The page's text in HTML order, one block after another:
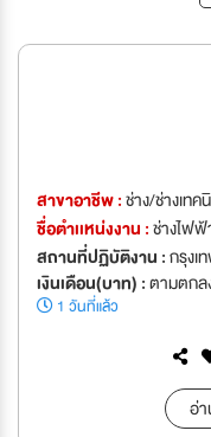
สาขาอาชีพ :ช่าง/ช่างเทค
ชื่อตำเเหน่งงาน :ช่างไฟ
สถานที่ปฏิบัติงาน :กรุงเ
เงินเดือน(บาท) :ตามตกล
1 วันที่แล้ว
อ่